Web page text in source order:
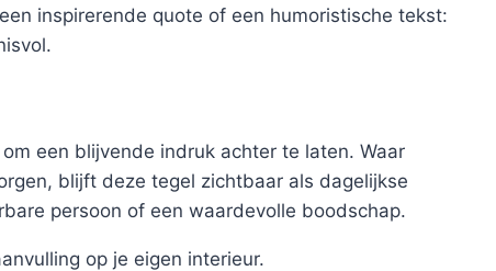
inspirerende quote of een humoristische tekst:
een blijvende indruk achter te laten. Waar
blijft deze tegel zichtbaar als dagelijkse
persoon of een waardevolle boodschap.
op je eigen interieur.